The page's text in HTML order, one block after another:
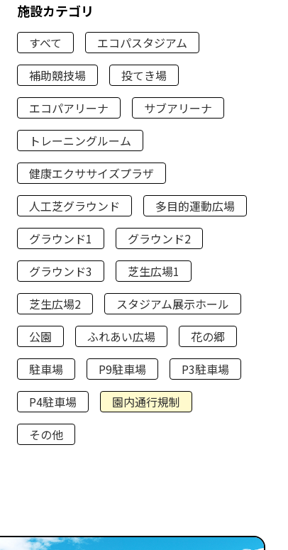
施設カテゴリ
すべて
エコパスタジアム
補助競技場
投てき場
エコパアリーナ
サブアリーナ
トレーニングルーム
健康エクササイズプラザ
人工芝グラウンド
多目的運動広場
グラウンド1
グラウンド2
グラウンド3
芝生広場1
芝生広場2
スタジアム展示ホール
公園
ふれあい広場
花の郷
駐車場
P9駐車場
P3駐車場
P4駐車場
園内通行規制
その他